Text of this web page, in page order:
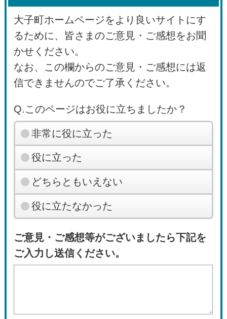
大子町ホームページをより良いサイトにす
るために、皆さまのご意見・ご感想をお聞
かせください。
なお、この欄からのご意見・ご感想には返
信できませんのでご了承ください。
Q.このページはお役に立ちましたか？
非常に役に立った
役に立った
どちらともいえない
役に立たなかった
ご意見・ご感想等がございましたら下記を
ご入力し送信ください。